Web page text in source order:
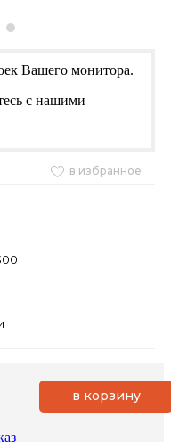
Вашего монитора.
с нашими
в избранное
в корзину